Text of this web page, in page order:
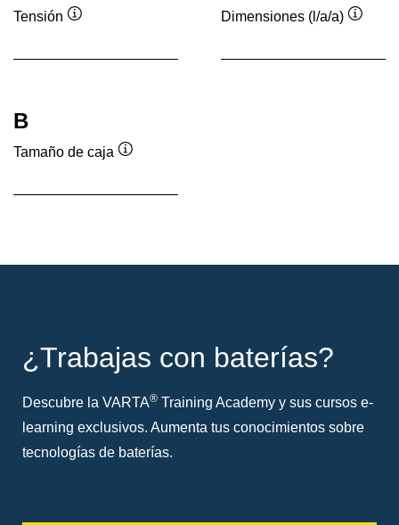
Tensión
herramientas
Dimensiones (l/a/a)
B
Tamaño de caja
herramientas
¿Trabajas con baterías?
Descubre la VARTA® Training Academy y sus cursos e-
learning exclusivos. Aumenta tus conocimientos sobre
tecnologías de baterías.